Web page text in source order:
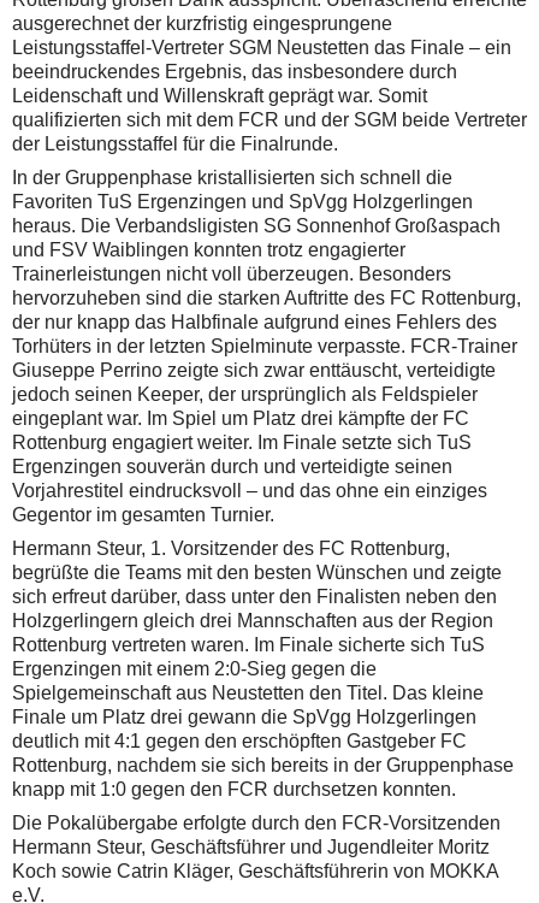
ausgerechnet der kurzfristig eingesprungene
Leistungsstaffel-Vertreter SGM Neustetten das Finale – ein
beeindruckendes Ergebnis, das insbesondere durch
Leidenschaft und Willenskraft geprägt war. Somit
qualifizierten sich mit dem FCR und der SGM beide Vertreter
der Leistungsstaffel für die Finalrunde.
In der Gruppenphase kristallisierten sich schnell die
Favoriten TuS Ergenzingen und SpVgg Holzgerlingen
heraus. Die Verbandsligisten SG Sonnenhof Großaspach
und FSV Waiblingen konnten trotz engagierter
Trainerleistungen nicht voll überzeugen. Besonders
hervorzuheben sind die starken Auftritte des FC Rottenburg,
der nur knapp das Halbfinale aufgrund eines Fehlers des
Torhüters in der letzten Spielminute verpasste. FCR-Trainer
Giuseppe Perrino zeigte sich zwar enttäuscht, verteidigte
jedoch seinen Keeper, der ursprünglich als Feldspieler
eingeplant war. Im Spiel um Platz drei kämpfte der FC
Rottenburg engagiert weiter. Im Finale setzte sich TuS
Ergenzingen souverän durch und verteidigte seinen
Vorjahrestitel eindrucksvoll – und das ohne ein einziges
Gegentor im gesamten Turnier.
Hermann Steur, 1. Vorsitzender des FC Rottenburg,
begrüßte die Teams mit den besten Wünschen und zeigte
sich erfreut darüber, dass unter den Finalisten neben den
Holzgerlingern gleich drei Mannschaften aus der Region
Rottenburg vertreten waren. Im Finale sicherte sich TuS
Ergenzingen mit einem 2:0-Sieg gegen die
Spielgemeinschaft aus Neustetten den Titel. Das kleine
Finale um Platz drei gewann die SpVgg Holzgerlingen
deutlich mit 4:1 gegen den erschöpften Gastgeber FC
Rottenburg, nachdem sie sich bereits in der Gruppenphase
knapp mit 1:0 gegen den FCR durchsetzen konnten.
Die Pokalübergabe erfolgte durch den FCR-Vorsitzenden
Hermann Steur, Geschäftsführer und Jugendleiter Moritz
Koch sowie Catrin Kläger, Geschäftsführerin von MOKKA
e.V.